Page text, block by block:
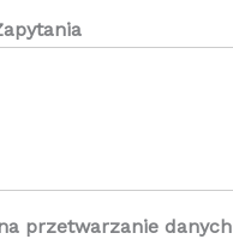
przetwarzanie danych